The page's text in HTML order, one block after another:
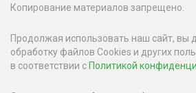
Копирование материалов запрещено.
Продолжая использовать наш сайт, вы
обработку файлов Cookies и других
в соответствии сПолитикой